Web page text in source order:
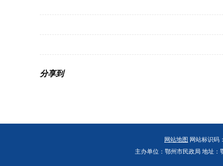
分享到
网站地图 网站标识
主办单位：鄂州市民政局 地址